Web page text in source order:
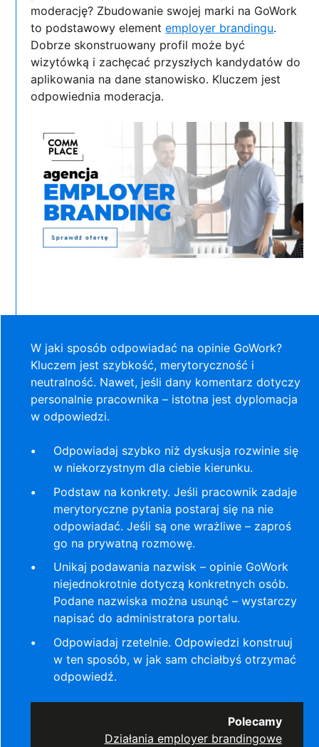
moderację? Zbudowanie swojej marki na GoWork
to podstawowy elementemployer brandingu.
Dobrze skonstruowany profil może być
wizytówką i zachęcać przyszłych kandydatów do
aplikowania na dane stanowisko. Kluczem jest
odpowiednia moderacja.
W jaki sposób odpowiadać na opinie GoWork?
Kluczem jest szybkość, merytoryczność i
neutralność. Nawet, jeśli dany komentarz dotyczy
personalnie pracownika – istotna jest dyplomacja
w odpowiedzi.
Odpowiadaj szybko niż dyskusja rozwinie się
w niekorzystnym dla ciebie kierunku.
Podstaw na konkrety. Jeśli pracownik zadaje
merytoryczne pytania postaraj się na nie
odpowiadać. Jeśli są one wrażliwe – zaproś
go na prywatną rozmowę.
Unikaj podawania nazwisk – opinie GoWork
niejednokrotnie dotyczą konkretnych osób.
Podane nazwiska można usunąć – wystarczy
napisać do administratora portalu.
Odpowiadaj rzetelnie. Odpowiedzi konstruuj
w ten sposób, w jak sam chciałbyś otrzymać
odpowiedź.
Polecamy
Działania employer brandingowe